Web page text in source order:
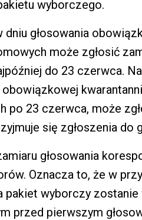
wyborczego.
głosowania
może zgłosić
do 23 czerwca.
po 23 czerwca, może
się zgłoszenia do
głosowania
Oznacza to, że w
pakiet wyborczy zostanie
przed pierwszym